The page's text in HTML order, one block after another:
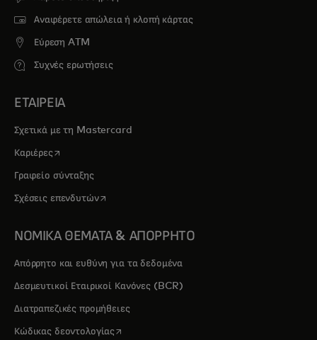
Αναφέρετε απώλεια ή κλοπή κάρτας
Εύρεση ATM
Συχνές ερωτήσεις
ΕΤΑΙΡΕΙΑ
Σχετικά με τη Mastercard
Καριέρεςopens in a new tab
Γραφείο σύνταξης
Σχέσεις επενδυτώνopens in a new tab
ΝΟΜΙΚΑ ΘΕΜΑΤΑ & ΑΠΟΡΡΗΤΟ
Απόρρητο και ευθύνη για τα δεδομένα
Δεσμευτικοί Εταιρικοί Κανόνες (BCR)
Διατραπεζικές προμήθειες
Κώδικας δεοντολογίαςopens in a new tab